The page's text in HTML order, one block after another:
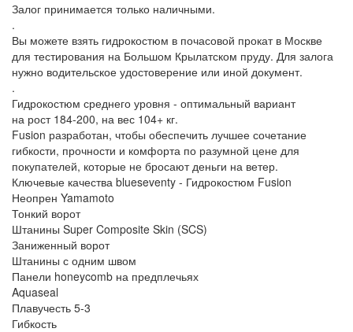
Залог принимается только наличными.
.
Вы можете взять гидрокостюм в почасовой прокат в Москве
для тестирования на Большом Крылатском пруду. Для залога
нужно водительское удостоверение или иной документ.
.
Гидрокостюм среднего уровня - оптимальный вариант
на рост 184-200, на вес 104+ кг.
Fusion разработан, чтобы обеспечить лучшее сочетание
гибкости, прочности и комфорта по разумной цене для
покупателей, которые не бросают деньги на ветер.
Ключевые качества blueseventy - Гидрокостюм Fusion
Неопрен Yamamoto
Тонкий ворот
Штанины Super Composite Skin (SCS)
Заниженный ворот
Штанины с одним швом
Панели honeycomb на предплечьях
Aquaseal
Плавучесть 5-3
Гибкость